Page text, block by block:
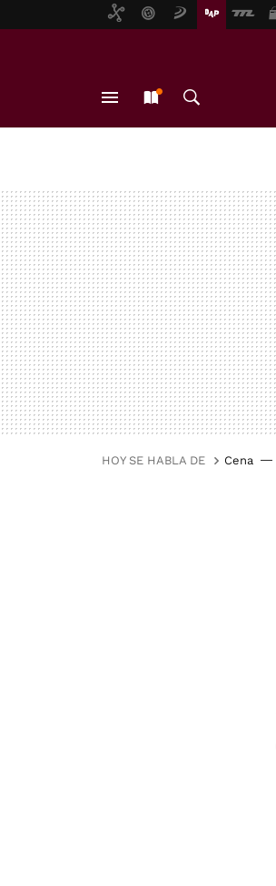
HOY SE HABLA DE Cena